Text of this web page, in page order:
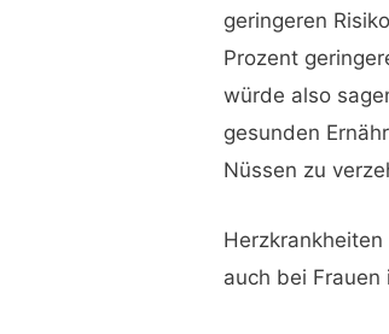
geringeren
Prozent
würde also
gesunden
Nüssen zu
auch bei